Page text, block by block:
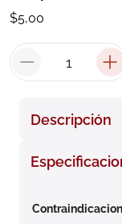
$5,00
Descripción
cerave
7. isdin
roche posay
10.pañales